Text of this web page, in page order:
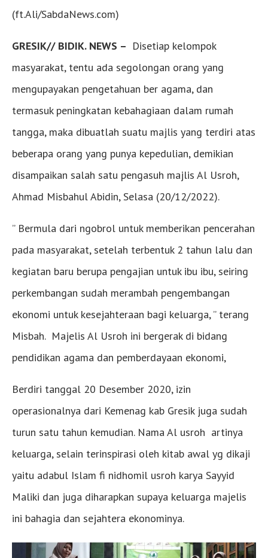
(ft.Ali/SabdaNews.com)
GRESIK// BIDIK. NEWS – Disetiap kelompok
masyarakat, tentu ada segolongan orang yang
mengupayakan pengetahuan ber agama, dan
termasuk peningkatan kebahagiaan dalam rumah
tangga, maka dibuatlah suatu majlis yang terdiri atas
beberapa orang yang punya kepedulian, demikian
disampaikan salah satu pengasuh majlis Al Usroh,
Ahmad Misbahul Abidin, Selasa (20/12/2022).
” Bermula dari ngobrol untuk memberikan pencerahan
pada masyarakat, setelah terbentuk 2 tahun lalu dan
kegiatan baru berupa pengajian untuk ibu ibu, seiring
perkembangan sudah merambah pengembangan
ekonomi untuk kesejahteraan bagi keluarga, ” terang
Misbah. Majelis Al Usroh ini bergerak di bidang
pendidikan agama dan pemberdayaan ekonomi,
Berdiri tanggal 20 Desember 2020, izin
operasionalnya dari Kemenag kab Gresik juga sudah
turun satu tahun kemudian. Nama Al usroh artinya
keluarga, selain terinspirasi oleh kitab awal yg dikaji
yaitu adabul Islam fi nidhomil usroh karya Sayyid
Maliki dan juga diharapkan supaya keluarga majelis
ini bahagia dan sejahtera ekonominya.